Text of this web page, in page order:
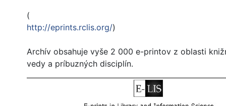
(
http://eprints.rclis.org/)
Archív obsahuje vyše 2 000 e-printov z oblasti
vedy a príbuzných disciplín.